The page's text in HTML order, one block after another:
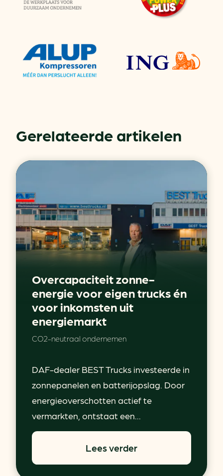
Gerelateerde artikelen
Overcapaciteit zonne-
energie voor eigen trucks én
voor inkomsten uit
energiemarkt
CO2-neutraal ondernemen
DAF-dealer BEST Trucks investeerde in
zonnepanelen en batterijopslag. Door
energieoverschotten actief te
vermarkten, ontstaat een...
Lees verder